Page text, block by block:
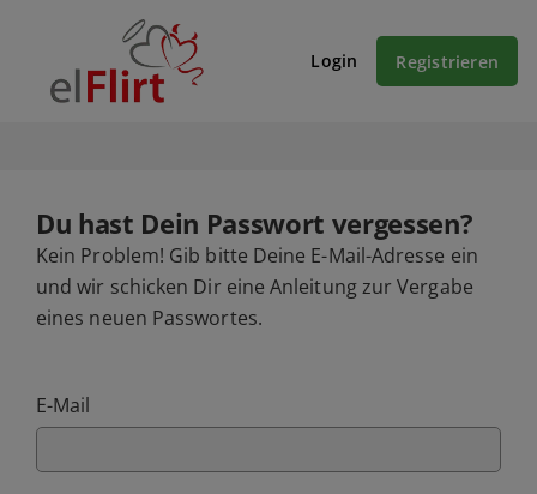
Login Registrieren
Du hast Dein Passwort vergessen?
Kein Problem! Gib bitte Deine E-Mail-Adresse ein
und wir schicken Dir eine Anleitung zur Vergabe
eines neuen Passwortes.
E-Mail